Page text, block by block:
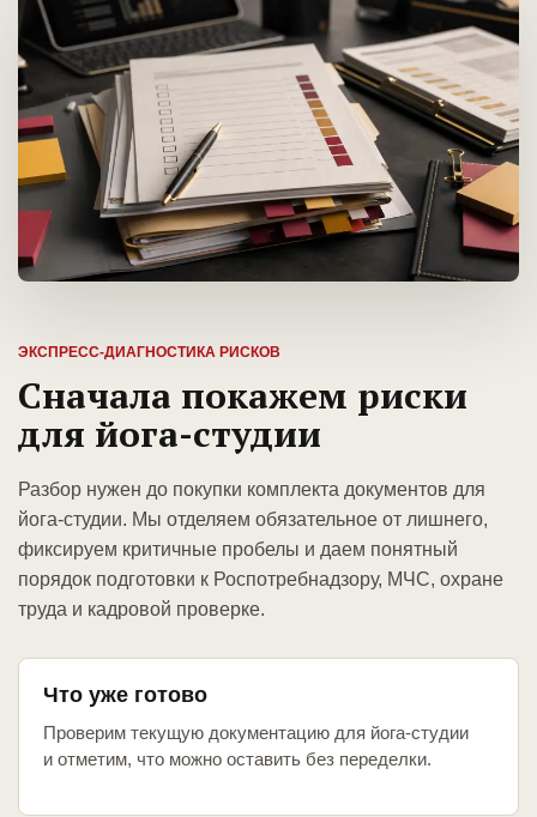
ЭКСПРЕСС-ДИАГНОСТИКА РИСКОВ
Сначала покажем риски
для йога-студии
Разбор нужен до покупки комплекта документов для
йога-студии. Мы отделяем обязательное от лишнего,
фиксируем критичные пробелы и даем понятный
порядок подготовки к Роспотребнадзору, МЧС, охране
труда и кадровой проверке.
Что уже готово
Проверим текущую документацию для йога-студии
и отметим, что можно оставить без переделки.